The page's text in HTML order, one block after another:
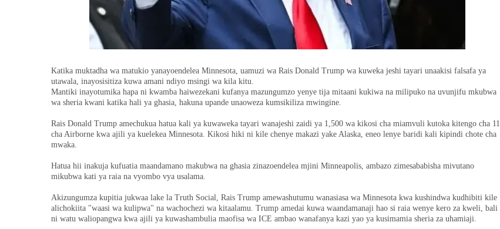
Katika muktadha wa matukio yanayoendelea Minnesota, uamuzi wa Rais Donald Trump wa kuweka jeshi tayari unaakisi falsafa ya
utawala, inayosisitiza kuwa amani ndiyo msingi wa kila kitu.
Mantiki inayotumika hapa ni kwamba haiwezekani kufanya mazungumzo yenye tija mitaani kukiwa na milipuko na uvunjifu mkubwa
wa sheria kwani katika hali ya ghasia, hakuna upande unaoweza kumsikiliza mwingine.
Rais Donald Trump amechukua hatua kali ya kuwaweka tayari wanajeshi zaidi ya 1,500 wa kikosi cha miamvuli kutoka kitengo cha 11
cha Airborne kwa ajili ya kuelekea Minnesota. Kikosi hiki ni kile chenye makazi yake Alaska, eneo lenye baridi kali kipindi chote cha
mwaka.
Hatua hii inakuja kufuatia maandamano makubwa na ghasia zinazoendelea mjini Minneapolis, ambazo zimesababisha mivutano
mikubwa kati ya raia na vyombo vya usalama.
Akizungumza kupitia jukwaa lake la Truth Social, Rais Trump amewashutumu wanasiasa wa Minnesota kwa kushindwa kudhibiti kile
alichokiita "waasi wa kulipwa" na wachochezi wa kitaalamu. Trump amedai kuwa waandamanaji hao si raia wenye kero za kweli, bali
ni watu waliopangwa kwa ajili ya kuwashambulia maofisa wa ICE ambao wanafanya kazi yao ya kusimamia sheria za uhamiaji.